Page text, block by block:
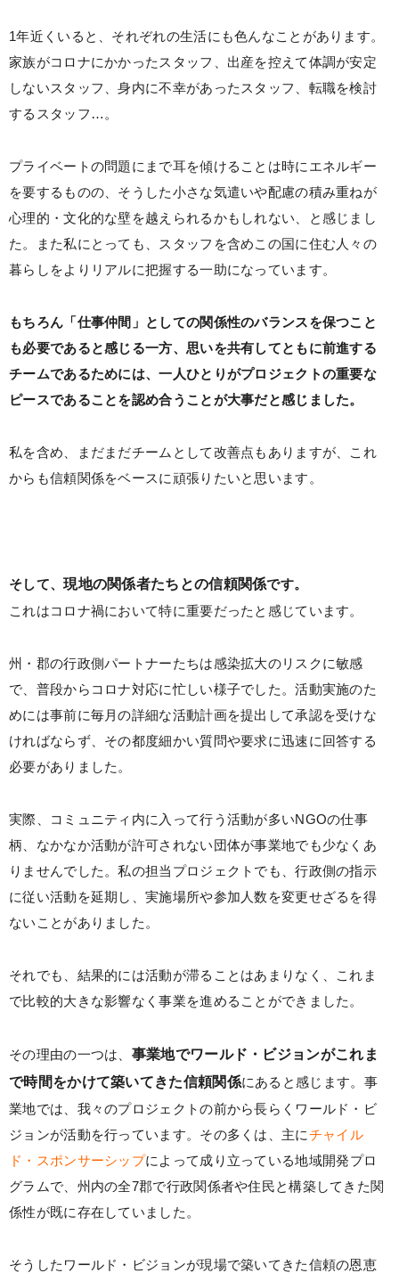
1年近くいると、それぞれの生活にも色んなことがあります。
家族がコロナにかかったスタッフ、出産を控えて体調が安定
しないスタッフ、身内に不幸があったスタッフ、転職を検討
するスタッフ…。
プライベートの問題にまで耳を傾けることは時にエネルギー
を要するものの、そうした小さな気遣いや配慮の積み重ねが
心理的・文化的な壁を越えられるかもしれない、と感じまし
た。また私にとっても、スタッフを含めこの国に住む人々の
暮らしをよりリアルに把握する一助になっています。
もちろん「仕事仲間」としての関係性のバランスを保つこと
も必要であると感じる一方、思いを共有してともに前進する
チームであるためには、一人ひとりがプロジェクトの重要な
ピースであることを認め合うことが大事だと感じました。
私を含め、まだまだチームとして改善点もありますが、これ
からも信頼関係をベースに頑張りたいと思います。
そして、現地の関係者たちとの信頼関係です。
これはコロナ禍において特に重要だったと感じています。
州・郡の行政側パートナーたちは感染拡大のリスクに敏感
で、普段からコロナ対応に忙しい様子でした。活動実施のた
めには事前に毎月の詳細な活動計画を提出して承認を受けな
ければならず、その都度細かい質問や要求に迅速に回答する
必要がありました。
実際、コミュニティ内に入って行う活動が多いNGOの仕事
柄、なかなか活動が許可されない団体が事業地でも少なくあ
りませんでした。私の担当プロジェクトでも、行政側の指示
に従い活動を延期し、実施場所や参加人数を変更せざるを得
ないことがありました。
それでも、結果的には活動が滞ることはあまりなく、これま
で比較的大きな影響なく事業を進めることができました。
その理由の一つは、 事業地でワールド・ビジョンがこれま
で時間をかけて築いてきた信頼関係にあると感じます。事
業地では、我々のプロジェクトの前から長らくワールド・ビ
ジョンが活動を行っています。その多くは、主にチャイル
ド・スポンサーシップによって成り立っている地域開発プロ
グラムで、州内の全7郡で行政関係者や住民と構築してきた関
係性が既に存在していました。
そうしたワールド・ビジョンが現場で築いてきた信頼の恩恵